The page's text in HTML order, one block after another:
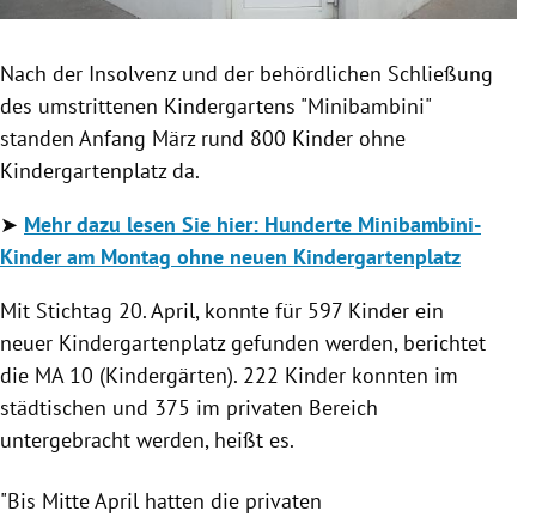
Untermenü
Untermenü
Nach der Insolvenz und der behördlichen Schließung
des umstrittenen Kindergartens "Minibambini"
standen Anfang März rund 800 Kinder ohne
Kindergartenplatz da.
➤ Mehr dazu lesen Sie hier: Hunderte Minibambini-
Kinder am Montag ohne neuen Kindergartenplatz
Mit Stichtag 20. April, konnte für 597 Kinder ein
neuer Kindergartenplatz gefunden werden, berichtet
die MA 10 (Kindergärten). 222 Kinder konnten im
städtischen und 375 im privaten Bereich
untergebracht werden, heißt es.
"Bis Mitte April hatten die privaten